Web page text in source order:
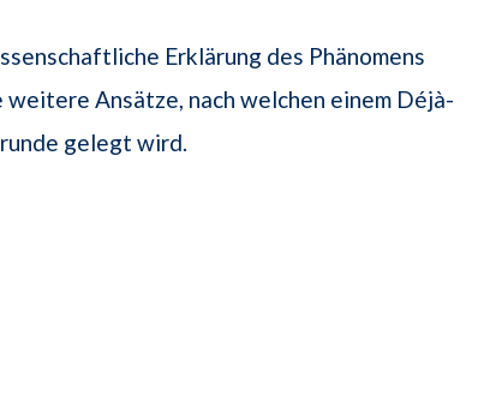
Erklärung des Phänomens
Ansätze, nach welchen einem Déjà-
gelegt wird.